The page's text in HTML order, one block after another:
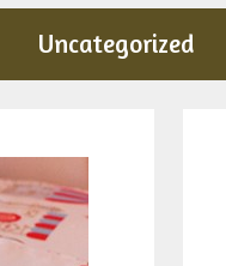
Uncategorized